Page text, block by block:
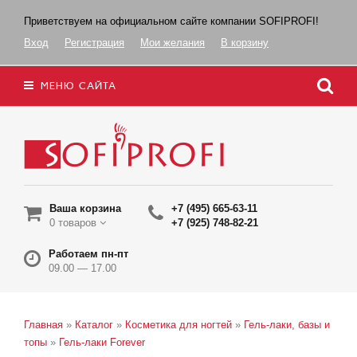
Приветствуем на официальном сайте компании SOFIPROFI!
Вход
Регистрация Мои желания В корзину
МЕНЮ САЙТА
Ваша корзина
0 товаров
+7 (495) 665-63-11
+7 (925) 748-82-21
Работаем пн-пт
09.00 — 17.00
Главная » Каталог » Косметика для ногтей » Гель-лаки, базы и
топы » Гель-лаки Forever